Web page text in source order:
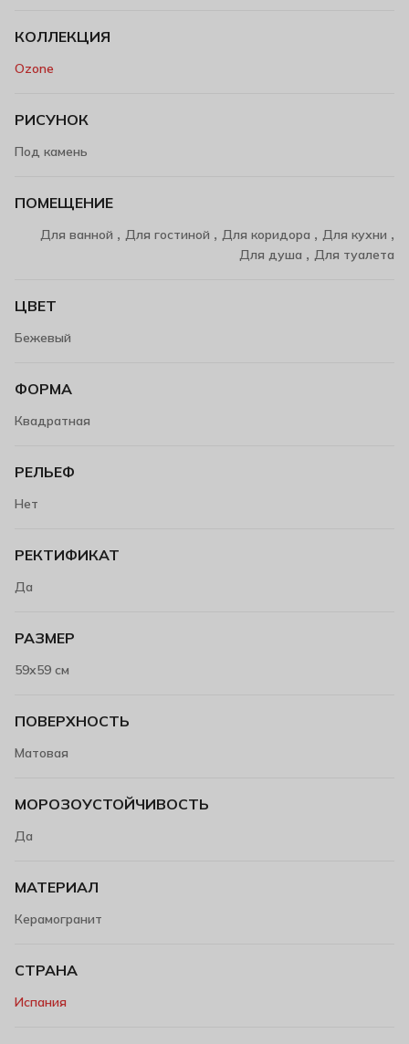
КОЛЛЕКЦИЯ
Ozone
РИСУНОК
Под камень
ПОМЕЩЕНИЕ
Для ванной , Для гостиной , Для коридора , Для кухни ,
Для душа , Для туалета
ЦВЕТ
Бежевый
ФОРМА
Квадратная
РЕЛЬЕФ
Нет
РЕКТИФИКАТ
Да
РАЗМЕР
59х59 см
ПОВЕРХНОСТЬ
Матовая
МОРОЗОУСТОЙЧИВОСТЬ
Да
МАТЕРИАЛ
Керамогранит
СТРАНА
Испания